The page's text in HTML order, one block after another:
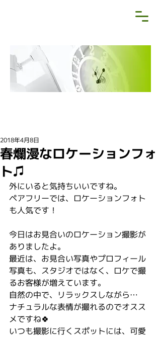
春爛漫なロケーションフォ
ト♫
2018年4月8日
外にいると気持ちいいですね。
ペアフリーでは、ロケーションフォト
も人気です！
今日はお見合いのロケーション撮影が
ありましたよ。
最近は、お見合い写真やプロフィール
写真も、スタジオではなく、ロケで撮
るお客様が増えています。
自然の中で、リラックスしながら…
ナチュラルな表情が撮れるのでオスス
メですね🍀
いつも撮影に行くスポットには、可愛